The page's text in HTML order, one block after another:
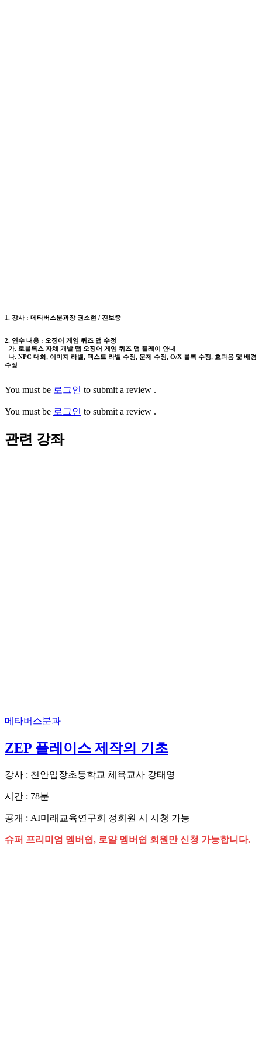
1. 강사 : 메타버스분과장 권소현 / 진보중
2. 연수 내용 : 오징어 게임 퀴즈 맵 수정
가. 로블록스 자체 개발 맵 오징어 게임 퀴즈 맵 플레이 안내
나. NPC 대화, 이미지 라벨, 텍스트 라벨 수정, 문제 수정, O/X 블록 수정, 효과음 및 배경
수정
You must be 로그인 to submit a review .
You must be 로그인 to submit a review .
관련 강좌
메타버스분과
ZEP 플레이스 제작의 기초
강사 : 천안입장초등학교 체육교사 강태영
시간 : 78분
공개 : AI미래교육연구회 정회원 시 시청 가능
슈퍼 프리미엄 멤버쉽, 로얄 멤버쉽 회원만 신청 가능합니다.